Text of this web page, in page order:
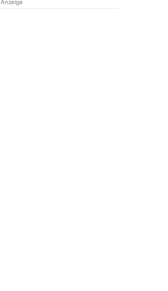
Anzeige